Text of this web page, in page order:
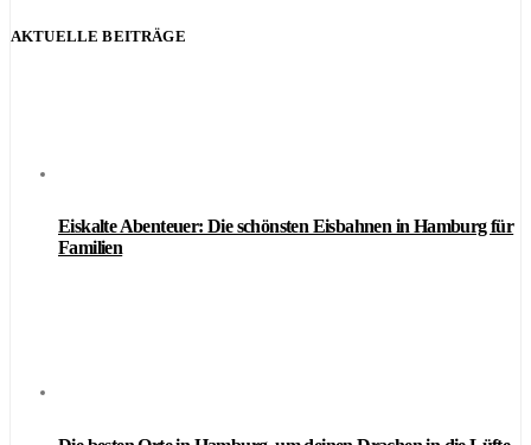
AKTUELLE BEITRÄGE
Eiskalte Abenteuer: Die schönsten Eisbahnen in Hamburg für
Familien